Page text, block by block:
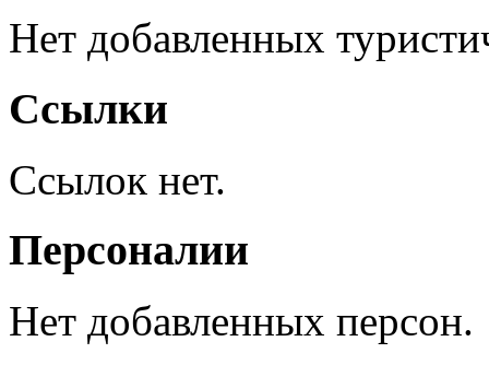
Нет добавленных
Ссылки
Ссылок нет.
Персоналии
Нет добавленных персон.